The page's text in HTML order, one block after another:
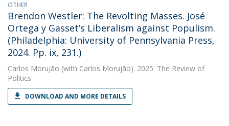
OTHER
Brendon Westler: The Revolting Masses. José
Ortega y Gasset’s Liberalism against Populism.
(Philadelphia: University of Pennsylvania Press,
2024. Pp. ix, 231.)
Carlos Morujão (with Carlos Morujão). 2025. The Review of
Politics
DOWNLOAD AND MORE DETAILS